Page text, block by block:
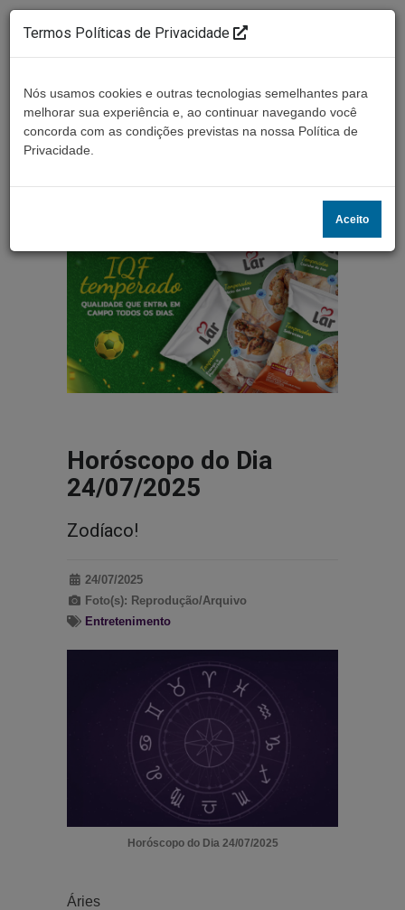
Horóscopo do Dia
24/07/2025
Zodíaco!
24/07/2025
Foto(s): Reprodução/Arquivo
Entretenimento
Horóscopo do Dia 24/07/2025
Áries
Termos Políticas de Privacidade
Nós usamos cookies e outras tecnologias semelhantes para
melhorar sua experiência e, ao continuar navegando você
concorda com as condições previstas na nossa Política de
Privacidade.
Aceito